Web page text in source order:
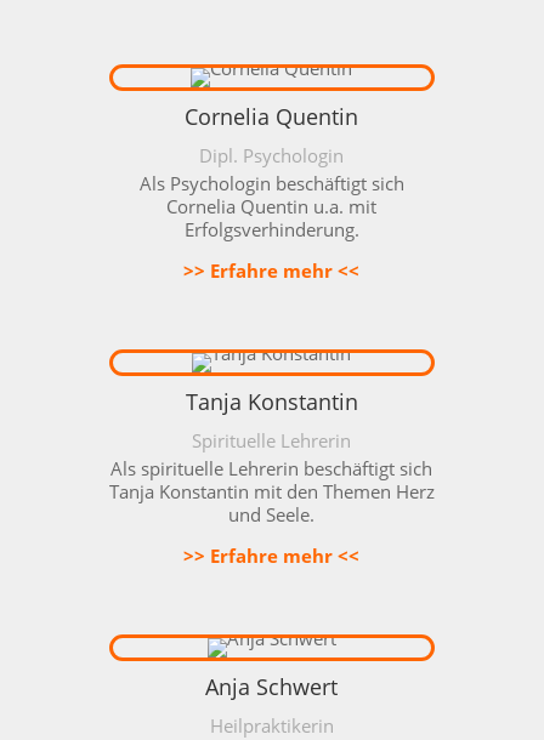
Cornelia Quentin
Dipl. Psychologin
Als Psychologin beschäftigt sich
Cornelia Quentin u.a. mit
Erfolgsverhinderung.
>> Erfahre mehr <<
Tanja Konstantin
Spirituelle Lehrerin
Als spirituelle Lehrerin beschäftigt sich
Tanja Konstantin mit den Themen Herz
und Seele.
>> Erfahre mehr <<
Anja Schwert
Heilpraktikerin